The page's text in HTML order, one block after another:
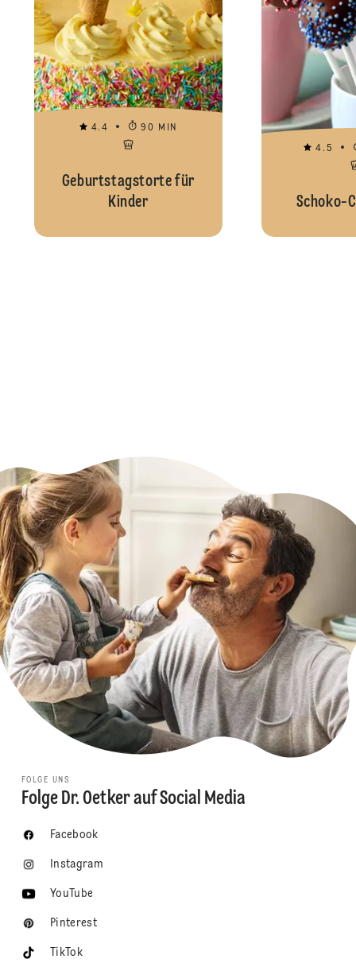
4.4 90 MIN
Geburtstagstorte für
Kinder
4.5
Schoko-
FOLGE UNS
Folge Dr. Oetker auf Social Media
Facebook
Instagram
YouTube
Pinterest
TikTok